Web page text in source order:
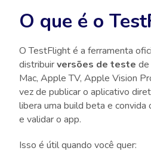
O que é o
O TestFlight é a ferramenta
distribuirversões de teste de
Mac, Apple TV, Apple Vision
vez de publicar o aplicativo
libera uma build beta e
e validar o app.
Isso é útil quando você quer: